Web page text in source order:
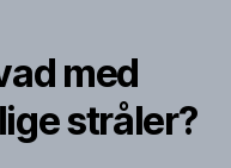
med
stråler?